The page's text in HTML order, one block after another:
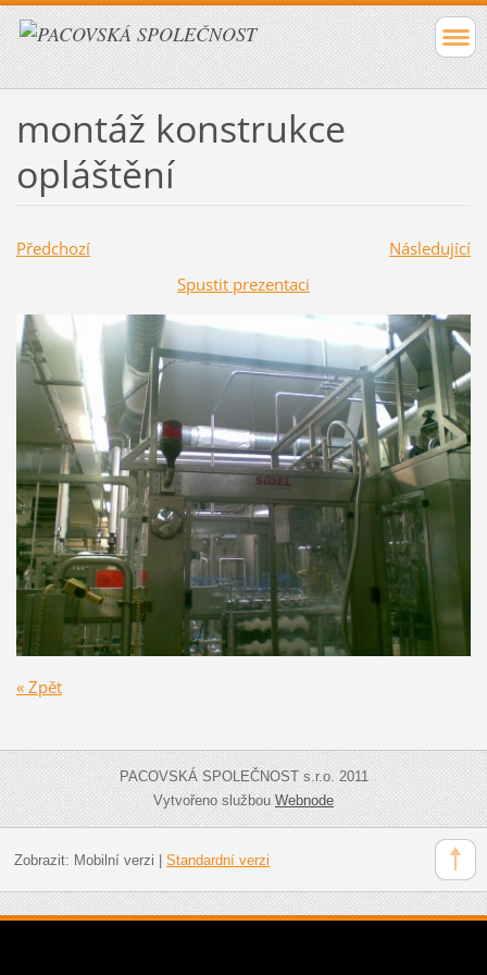
montáž konstrukce
opláštění
Předchozí
Následující
Spustit prezentaci
« Zpět
PACOVSKÁ SPOLEČNOST s.r.o. 2011
Vytvořeno službouWebnode
Zobrazit: Mobilní verzi Standardní verzi